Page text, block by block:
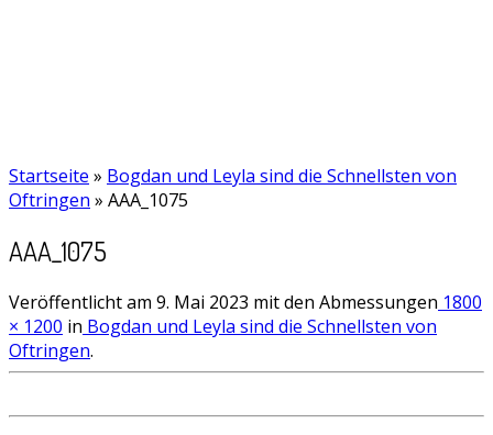
Startseite » Bogdan und Leyla sind die Schnellsten von
Oftringen » AAA_1075
AAA_1075
Veröffentlicht am 9. Mai 2023 mit den Abmessungen 1800
× 1200 in Bogdan und Leyla sind die Schnellsten von
Oftringen.